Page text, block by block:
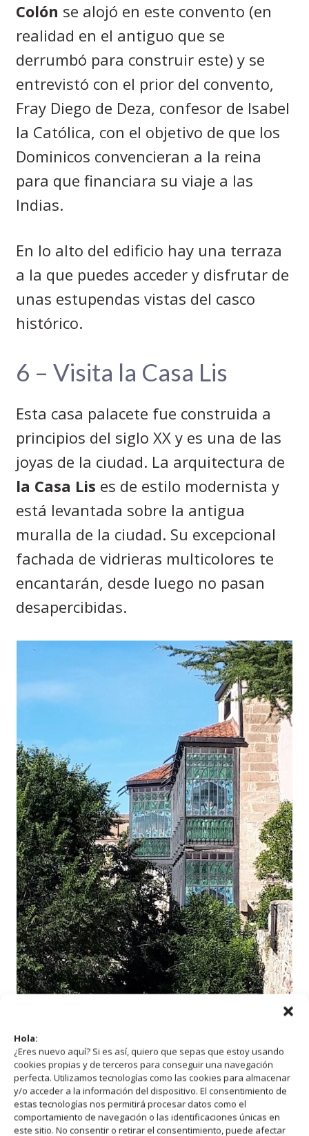
Hola:
¿Eres nuevo aquí? Si es así, quiero que sepas que estoy usando
cookies propias y de terceros para conseguir una navegación
perfecta. Utilizamos tecnologías como las cookies para almacenar
y/o acceder a la información del dispositivo. El consentimiento de
estas tecnologías nos permitirá procesar datos como el
comportamiento de navegación o las identificaciones únicas en
este sitio. No consentir o retirar el consentimiento, puede afectar
Colón se alojó en este convento (en
realidad en el antiguo que se
derrumbó para construir este) y se
entrevistó con el prior del convento,
Fray Diego de Deza, confesor de Isabel
la Católica, con el objetivo de que los
Dominicos convencieran a la reina
para que financiara su viaje a las
Indias.
En lo alto del edificio hay una terraza
a la que puedes acceder y disfrutar de
unas estupendas vistas del casco
histórico.
6 – Visita la Casa Lis
Esta casa palacete fue construida a
principios del siglo XX y es una de las
joyas de la ciudad. La arquitectura de
la Casa Lis es de estilo modernista y
está levantada sobre la antigua
muralla de la ciudad. Su excepcional
fachada de vidrieras multicolores te
encantarán, desde luego no pasan
desapercibidas.
En el interior podrás ver una galería
con techo acristalado de colores muy
bonito y elMuseo contemporáneo.
Este es un museo de artes decorativas